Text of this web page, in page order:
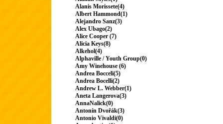
Alanis Morissete(4)
Albert Hammond(1)
Alejandro Sanz(3)
Alex Ubago(2)
Alice Cooper (7)
Alicia Keys(8)
Alkehol(4)
Alphaville / Youth Group(0)
Amy Winehouse (6)
Andrea Bocceli(5)
Andrea Bocelli(2)
Andrew L. Webber(1)
Aneta Langerova(3)
AnnaNalick(0)
Antonín Dvořák(3)
Antonio Vivaldi(0)